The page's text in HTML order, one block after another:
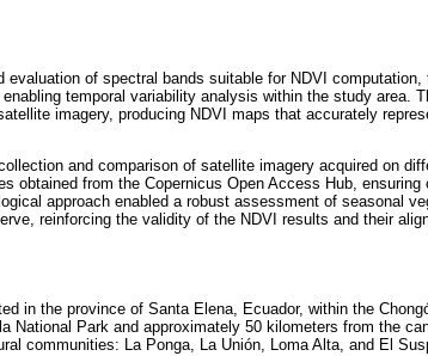
of spectral bands suitable for NDVI
temporal variability analysis within the study area.
imagery, producing NDVI maps that accurately
and comparison of satellite imagery acquired on
obtained from the Copernicus Open Access Hub, ensuring
approach enabled a robust assessment of seasonal
reinforcing the validity of the NDVI results and their
in the province of Santa Elena, Ecuador, within the
Park and approximately 50 kilometers from the
communities: La Ponga, La Unión, Loma Alta, and El